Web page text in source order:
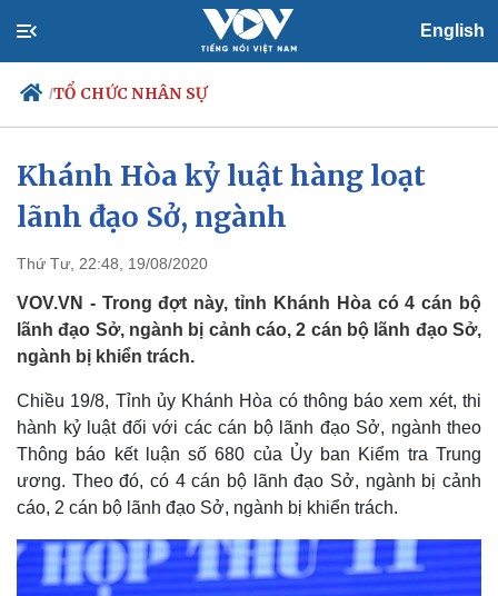
English
/TỔ CHỨC NHÂN SỰ
Chính trị
Tổ chức nhân sự
Nhận diện sự thật
Xã hội
Dấu ấn VOV
Việc làm
Khánh Hòa kỷ luật hàng loạt
lãnh đạo Sở, ngành
Thứ Tư, 22:48, 19/08/2020
VOV.VN - Trong đợt này, tỉnh Khánh Hòa có 4 cán bộ
lãnh đạo Sở, ngành bị cảnh cáo, 2 cán bộ lãnh đạo Sở,
ngành bị khiển trách.
Chiều 19/8, Tỉnh ủy Khánh Hòa có thông báo xem xét, thi
hành kỷ luật đối với các cán bộ lãnh đạo Sở, ngành theo
Thông báo kết luận số 680 của Ủy ban Kiểm tra Trung
ương. Theo đó, có 4 cán bộ lãnh đạo Sở, ngành bị cảnh
cáo, 2 cán bộ lãnh đạo Sở, ngành bị khiển trách.